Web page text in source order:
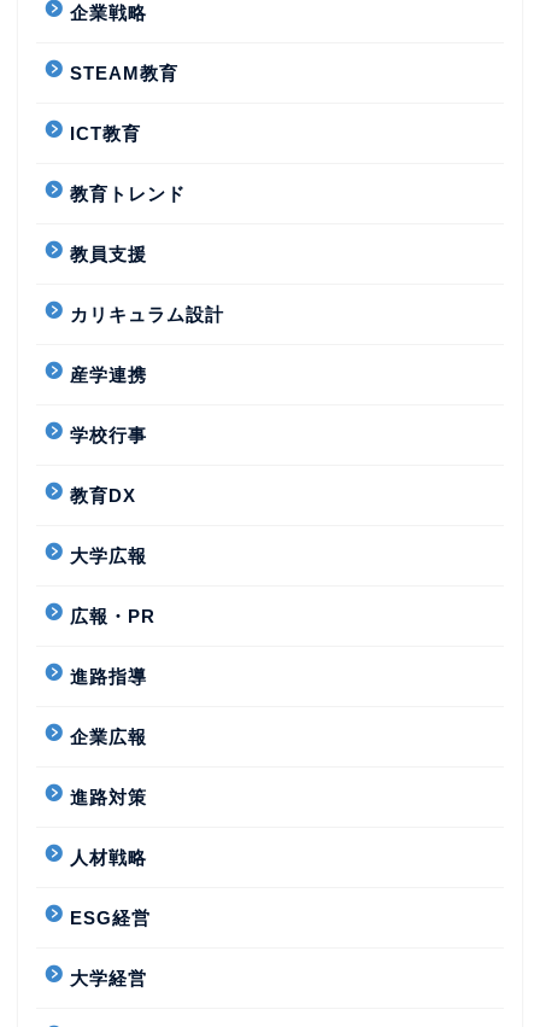
企業戦略
STEAM教育
ICT教育
教育トレンド
教員支援
カリキュラム設計
産学連携
学校行事
教育DX
大学広報
広報・PR
進路指導
企業広報
進路対策
人材戦略
ESG経営
大学経営